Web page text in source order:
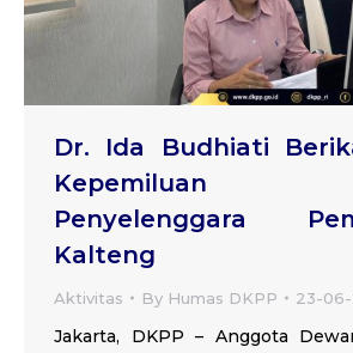
Dr. Ida Budhiati
Kepemiluan
Penyelenggara
Kalteng
Aktivitas By Humas DKPP 23-
Jakarta, DKPP – Anggota